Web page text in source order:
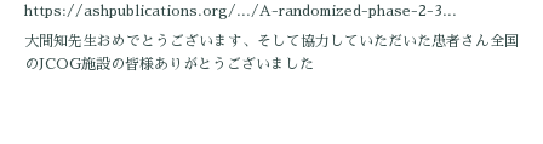
https://ashpublications.org/.../A-randomized-phase-2-3...
大間知先生おめでとうございます、そして協力していただいた患者さん全国
のJCOG施設の皆様ありがとうございました